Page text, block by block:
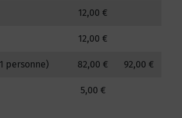
12,00 €
12,00 €
personne) 82,00 € 92,00 €
5,00 €